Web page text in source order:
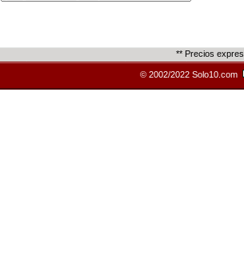
** Precios
© 2002/2022 Solo10.com